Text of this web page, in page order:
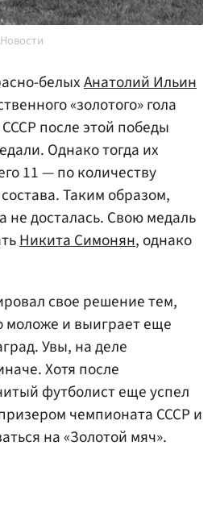
белыхАнатолий Ильин
«золотого» гола
после этой победы
Однако тогда их
11 — по количеству
Таким образом,
не досталась. Свою медаль
Никита Симонян, однако
свое решение тем,
моложе и выиграет еще
Увы, на деле
Хотя после
футболист еще успел
чемпионата СССР и
на «Золотой мяч».